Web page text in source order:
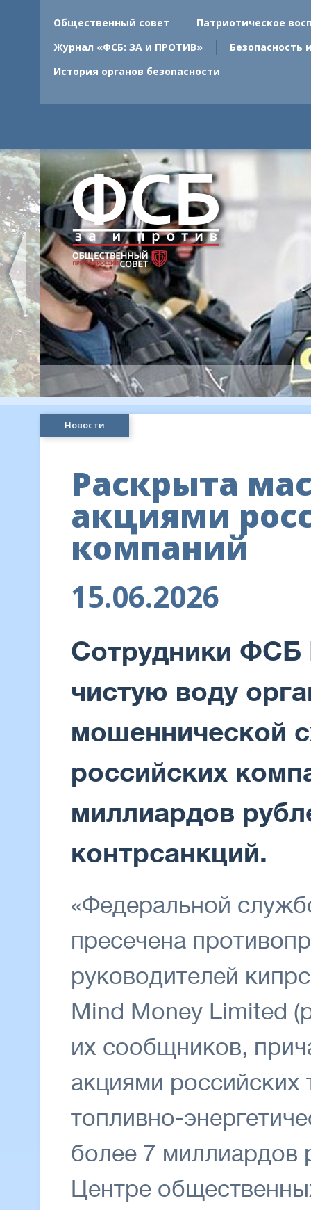
Общественный совет
Патриотическое
Журнал «ФСБ: ЗА и ПРОТИВ»
Безопасность
История органов безопасности
Новости
Раскрыта
акциями
компаний
15.06.2026
Сотрудники ФСБ
чистую воду
мошеннической
российских
миллиардов
контрсанкций.
«Федеральной
пресечена
руководителей
Mind Money Limited
их сообщников,
акциями
топливно-
более 7 миллиардов
Центре